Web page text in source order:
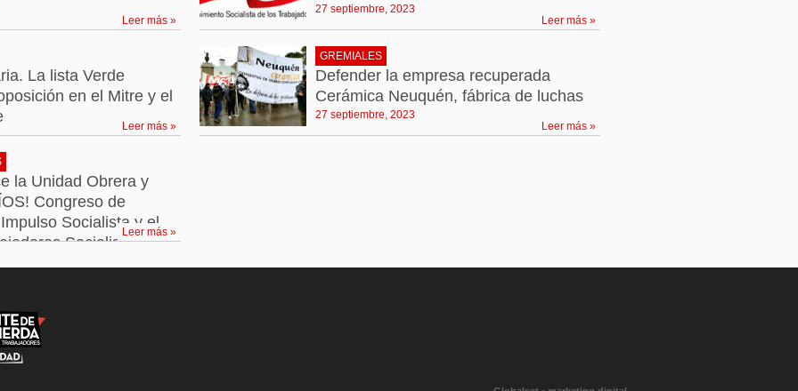
Leer más »
27 septiembre, 2023
Leer más »
La lista Verde
en el Mitre y el
Leer más »
GREMIALES
Defender la empresa recuperada
Cerámica Neuquén, fábrica de luchas
27 septiembre, 2023
Leer más »
la Unidad Obrera y
Congreso de
Socialista y el
Socialistas
Leer más »